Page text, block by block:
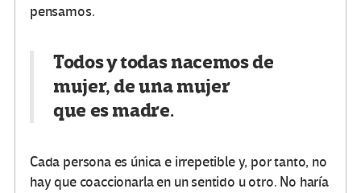
pensamos.
Todos y todas nacemos de
mujer, de una mujer
que esmadre.
Cada persona es única e irrepetible y, por tanto, no
hay que coaccionarla en un sentido u otro. No haría